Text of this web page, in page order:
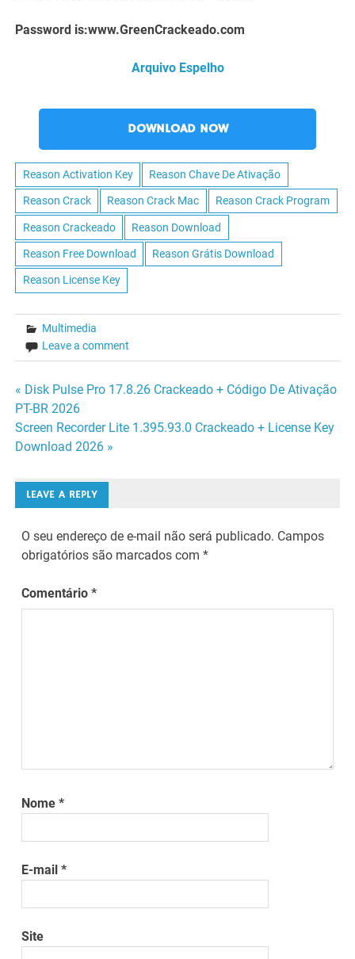
Password is:www.GreenCrackeado.com
Arquivo Espelho
DOWNLOAD NOW
Reason Activation Key Reason Chave De Ativação
Reason Crack Reason Crack Mac Reason Crack Program
Reason Crackeado Reason Download
Reason Free Download Reason Grátis Download
Reason License Key
Multimedia
Leave a comment
Navegação
de
Post
« Disk Pulse Pro 17.8.26 Crackeado + Código De Ativação
PT-BR 2026
Screen Recorder Lite 1.395.93.0 Crackeado + License Key
Download 2026 »
LEAVE A REPLY
O seu endereço de e-mail não será publicado. Campos
obrigatórios são marcados com*
Comentário*
Nome*
E-mail*
Site